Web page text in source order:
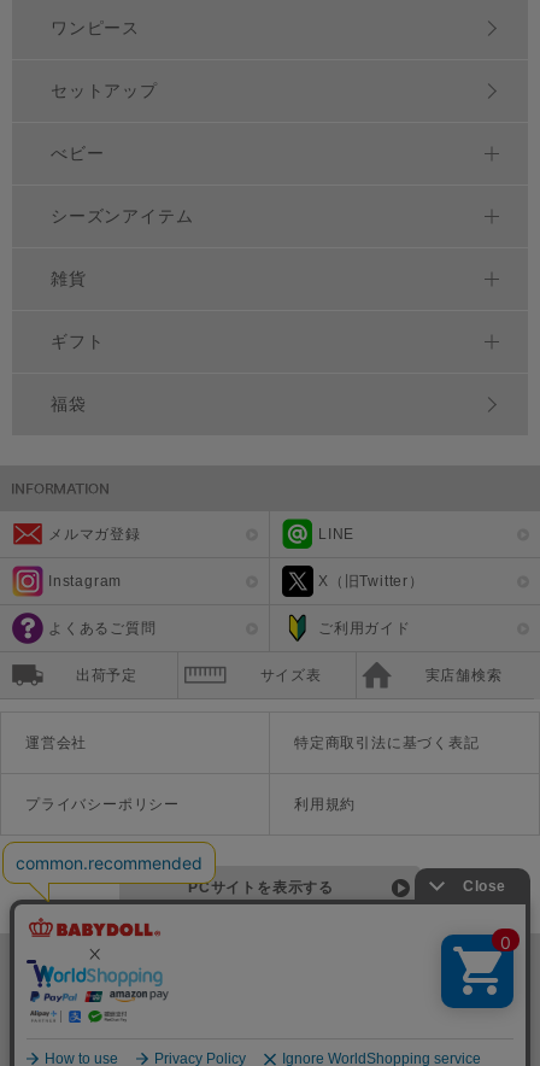
ワンピース
セットアップ
べビー
シーズンアイテム
雑貨
ギフト
福袋
メルマガ登録 LINE
Instagram X（旧Twitter）
よくあるご質問 ご利用ガイド
出荷予定 サイズ表 実店舗検索
運営会社 特定商取引法に基づく表記
プライバシーポリシー 利用規約
PCサイトを表示する
©Disney ©Disney/Pixar ©Disney. Based on the "Winnie the Pooh" works by A.A. Milne and E.H. Shepard.